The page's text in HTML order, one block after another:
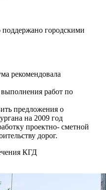
городскими
рекомендовала
выполнения работ по
предложения о
на 2009 год
проектно- сметной
дорог.
КГД